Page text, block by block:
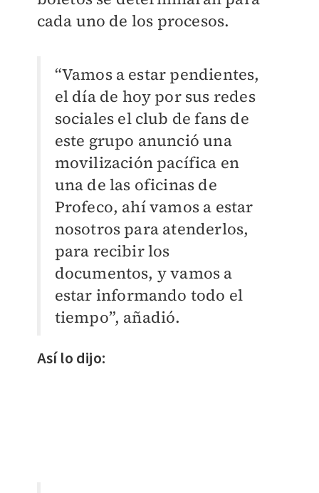
cada uno de los procesos.
“Vamos a estar pendientes,
el día de hoy por sus redes
sociales el club de fans de
este grupo anunció una
movilización pacífica en
una de las oficinas de
Profeco, ahí vamos a estar
nosotros para atenderlos,
para recibir los
documentos, y vamos a
estar informando todo el
tiempo”, añadió.
Así lo dijo: